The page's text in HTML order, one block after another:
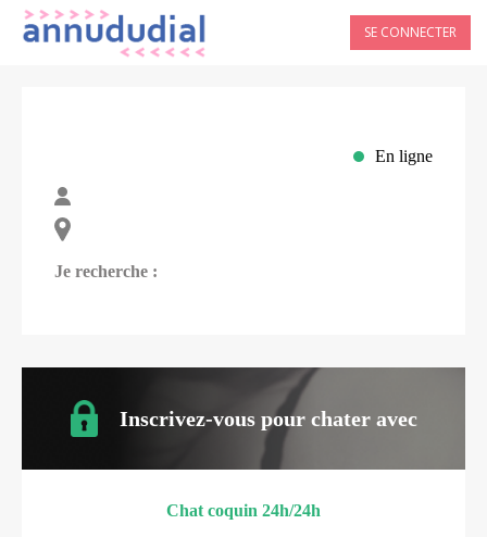
SE CONNECTER
En ligne
Je recherche :
Inscrivez-vous pour chater avec
Chat coquin 24h/24h